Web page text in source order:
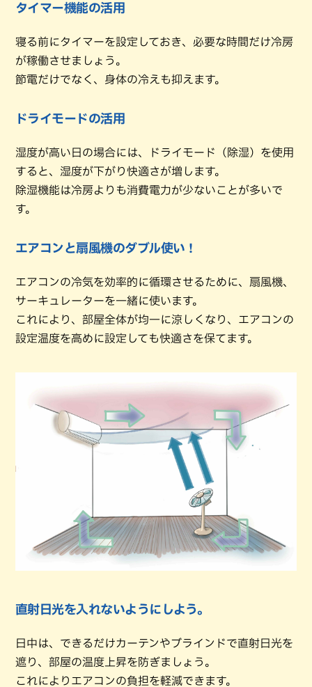
タイマー機能の活用
寝る前にタイマーを設定しておき、必要な時間だけ冷房
が稼働させましょう。
節電だけでなく、身体の冷えも抑えます。
ドライモードの活用
湿度が高い日の場合には、ドライモード（除湿）を使用
すると、湿度が下がり快適さが増します。
除湿機能は冷房よりも消費電力が少ないことが多いで
す。
エアコンと扇風機のダブル使い！
エアコンの冷気を効率的に循環させるために、扇風機、
サーキュレーターを一緒に使います。
これにより、部屋全体が均一に涼しくなり、エアコンの
設定温度を高めに設定しても快適さを保てます。
直射日光を入れないようにしよう。
日中は、できるだけカーテンやブラインドで直射日光を
遮り、部屋の温度上昇を防ぎましょう。
これによりエアコンの負担を軽減できます。